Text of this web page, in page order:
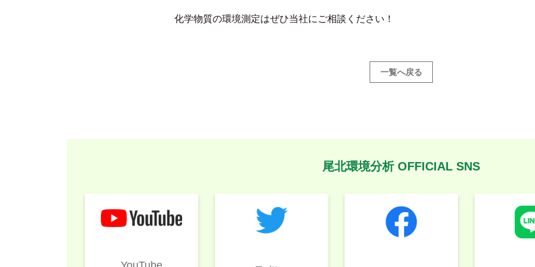
化学物質の環境測定はぜひ当社にご相談ください！
一覧へ戻る
尾北環境分析 OFFICIAL SNS